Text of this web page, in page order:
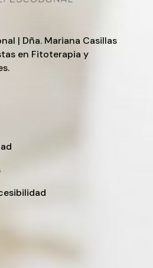
| Dña. Mariana Casillas
en Fitoterapia y